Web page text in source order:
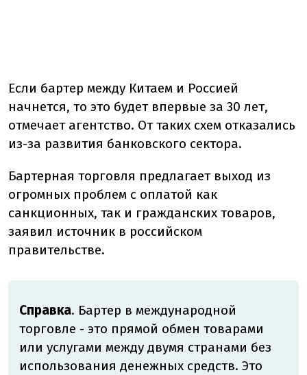
Если бартер между Китаем и Россией
начнется, то это будет впервые за 30 лет,
отмечает агентство. От таких схем отказались
из-за развития банковского сектора.
Бартерная торговля предлагает выход из
огромных проблем с оплатой как
санкционных, так и гражданских товаров,
заявил источник в российском
правительстве.
Справка. Бартер в международной
торговле - это прямой обмен товарами
или услугами между двумя странами без
использования денежных средств. Это